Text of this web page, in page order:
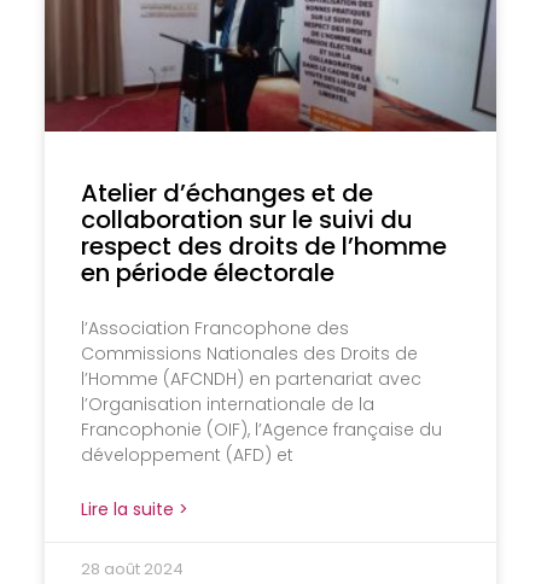
Atelier d’échanges et de
collaboration sur le suivi du
respect des droits de l’homme
en période électorale
l’Association Francophone des
Commissions Nationales des Droits de
l’Homme (AFCNDH) en partenariat avec
l’Organisation internationale de la
Francophonie (OIF), l’Agence française du
développement (AFD) et
Lire la suite >
28 août 2024